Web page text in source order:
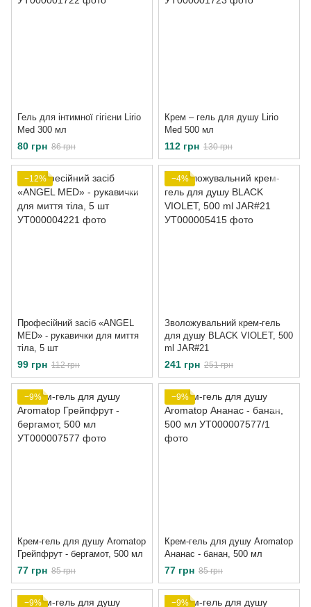
Гель для інтимної гігієни Lirio
Med 300 мл
80 грн 86 грн
Крем – гель для душу Lirio
Med 500 мл
112 грн 130 грн
−12%
Професійний засіб «ANGEL
MED» - рукавички для миття
тіла, 5 шт
99 грн 112 грн
−4%
Зволожувальний крем-гель
для душу BLACK VIOLET, 500
ml JAR#21
241 грн 251 грн
−9%
Крем-гель для душу Aromatop
Грейпфрут - бергамот, 500 мл
77 грн 85 грн
−9%
Крем-гель для душу Aromatop
Ананас - банан, 500 мл
77 грн 85 грн
−9% −9%